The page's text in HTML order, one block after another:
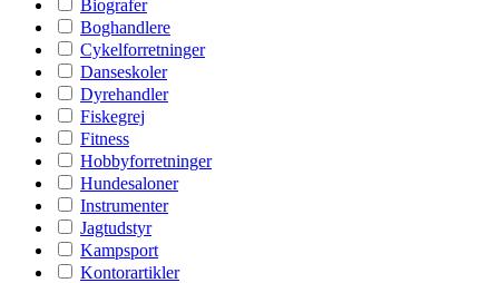
Biografer
Boghandlere
Cykelforretninger
Danseskoler
Dyrehandler
Fiskegrej
Fitness
Hobbyforretninger
Hundesaloner
Instrumenter
Jagtudstyr
Kampsport
Kontorartikler